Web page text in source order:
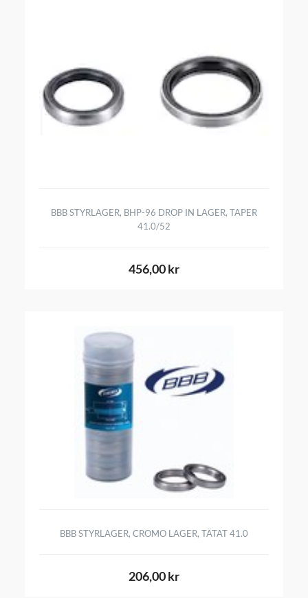
BBB STYRLAGER, BHP-96 DROP IN LAGER, TAPER
41.0/52
456,00 kr
BBB STYRLAGER, CROMO LAGER, TÄTAT 41.0
206,00 kr